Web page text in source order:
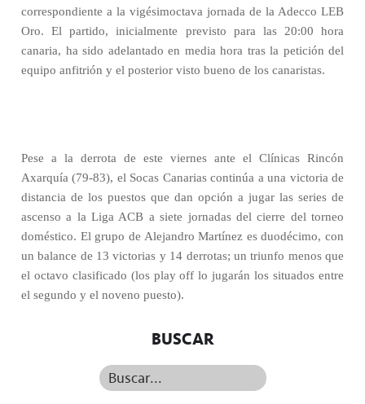
correspondiente a la vigésimoctava jornada de la Adecco LEB
Oro. El partido, inicialmente previsto para las 20:00 hora
canaria, ha sido adelantado en media hora tras la petición del
equipo anfitrión y el posterior visto bueno de los canaristas.
Pese a la derrota de este viernes ante el Clínicas Rincón
Axarquía (79-83), el Socas Canarias continúa a una victoria de
distancia de los puestos que dan opción a jugar las series de
ascenso a la Liga ACB a siete jornadas del cierre del torneo
doméstico. El grupo de Alejandro Martínez es duodécimo, con
un balance de 13 victorias y 14 derrotas; un triunfo menos que
el octavo clasificado (los play off lo jugarán los situados entre
el segundo y el noveno puesto).
BUSCAR
Buscar...